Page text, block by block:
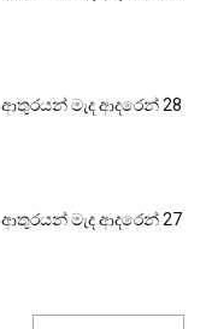
ආතුරයන් මැද ආදරෙන් 28
ආතුරයන් මැද ආදරෙන් 27